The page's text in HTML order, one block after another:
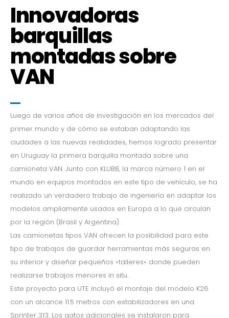
Innovadoras
barquillas
montadas sobre
VAN
Luego de varios años de investigación en los mercados del
primer mundo y de cómo se estaban adaptando las
ciudades a las nuevas realidades, hemos logrado presentar
en Uruguay la primera barquilla montada sobre una
camioneta VAN. Junto con KLUBB, la marca número 1 en el
mundo en equipos montados en este tipo de vehículo, se ha
realizado un verdadero trabajo de ingeniería en adaptar los
modelos ampliamente usados en Europa a lo que circulan
por la región (Brasil y Argentina).
Las camionetas tipos VAN ofrecen la posibilidad para este
tipo de trabajos de guardar herramientas más seguras en
su interior y diseñar pequeños «talleres» donde pueden
realizarse trabajos menores in situ.
Este proyecto para UTE incluyó el montaje del modelo K26
con un alcance 11.5 metros con estabilizadores en una
Sprinter 313. Los gatos adicionales se instalaron para